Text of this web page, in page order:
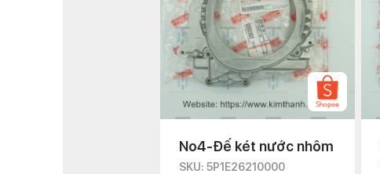
No4-Đế két nước nhôm
SKU: 5P1E26210000